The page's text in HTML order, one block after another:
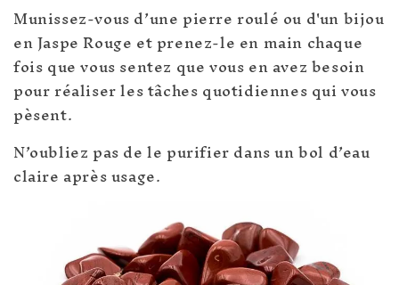
Munissez-vous d’une pierre roulé ou d'un bijou
en Jaspe Rouge et prenez-le en main chaque
fois que vous sentez que vous en avez besoin
pour réaliser les tâches quotidiennes qui vous
pèsent.
N’oubliez pas de le purifier dans un bol d’eau
claire après usage.